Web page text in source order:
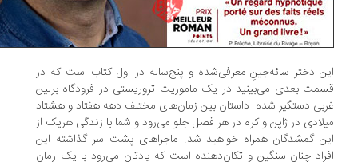
دختر سائه‌جینِ معرفی‌شده و پنج‌ساله در اول کتاب است که در
بعدی می‌بینید در یک ماموریت تروریستی در فرودگاه برلین
دستگیر شده. داستان بین زمان‌های مختلف دهه هفتاد و هشتاد
در ژاپن و کره در هر فصل جلو می‌رود و شما با زندگی هریک از
گمشدگان همراه خواهید شد. ماجراهای پشت سر گذاشته این
چنان سنگین و تکان‌دهنده است که یادتان می‌رود با یک رمان